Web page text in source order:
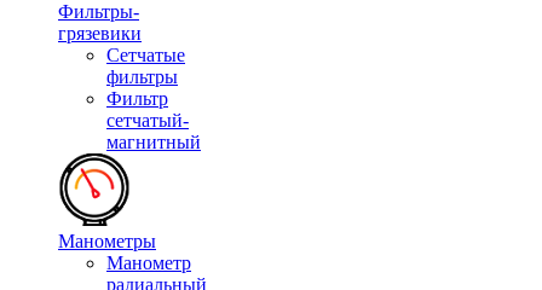
Фильтры-
грязевики
Сетчатые
фильтры
Фильтр
сетчатый-
магнитный
Манометры
Манометр
радиальный